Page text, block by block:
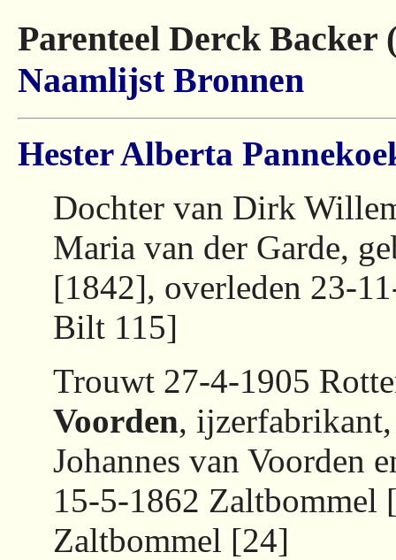
Parenteel Derck Backer
Naamlijst Bronnen
Hester Alberta
Dochter van Dirk
Maria van der Garde,
[1842], overleden 23-
Bilt 115]
Trouwt 27-4-1905
Voorden,
Johannes van Voorden
15-5-1862 Zaltbommel
Zaltbommel [24]